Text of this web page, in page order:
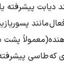
دیابت پیشرفته
مانند
(معمولاً
طاسی